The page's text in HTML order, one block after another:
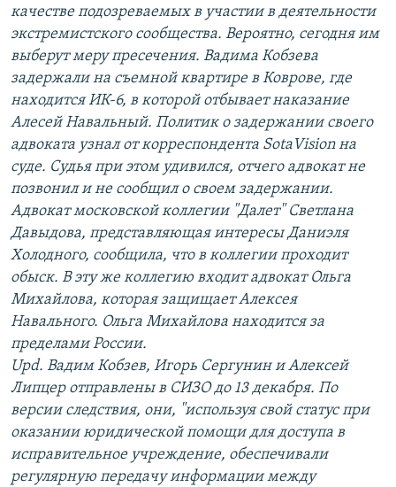
качестве подозреваемых в участии в деятельности
экстремистского сообщества. Вероятно, сегодня им
выберут меру пресечения. Вадима Кобзева
задержали на съемной квартире в Коврове, где
находится ИК-6, в которой отбывает наказание
Алесей Навальный. Политик о задержании своего
адвоката узнал от корреспондента SotaVision на
суде. Судья при этом удивился, отчего адвокат не
позвонил и не сообщил о своем задержании.
Адвокат московской коллегии "Далет" Светлана
Давыдова, представляющая интересы Даниэля
Холодного, сообщила, что в коллегии проходит
обыск. В эту же коллегию входит адвокат Ольга
Михайлова, которая защищает Алексея
Навального. Ольга Михайлова находится за
пределами России.
Upd. Вадим Кобзев, Игорь Сергунин и Алексей
Липцер отправлены в СИЗО до 13 декабря. По
версии следствия, они, "используя свой статус при
оказании юридической помощи для доступа в
исправительное учреждение, обеспечивали
регулярную передачу информации между